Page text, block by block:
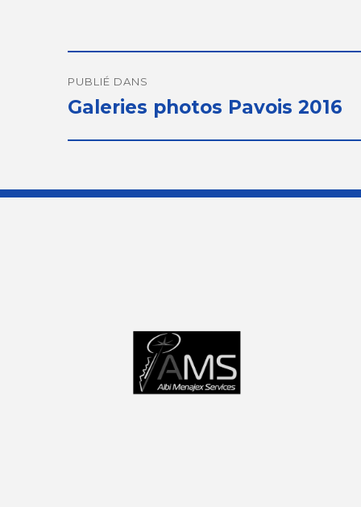
de
l’article
PUBLIÉ DANS
Galeries photos Pavois 2016